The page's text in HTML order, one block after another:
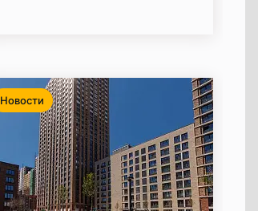
Новости